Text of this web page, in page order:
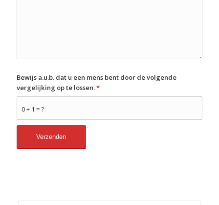
0 + 1 = ?
Bewijs a.u.b. dat u een mens bent door de volgende
vergelijking op te lossen.*